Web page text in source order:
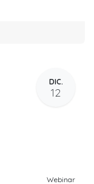
DIC.
12
Webinar